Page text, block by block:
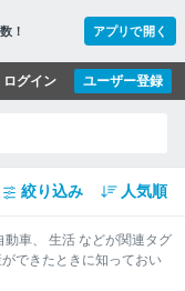
！ アプリで開く
ユーザー登録
ログイン
絞り込み 人気順
動車、 生活 などが関連タグ
ができたときに知っておい